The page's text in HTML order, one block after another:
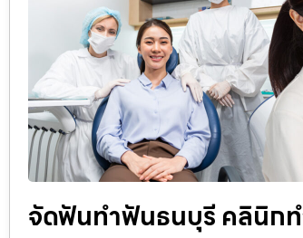
จัดฟันทำฟันธนบุรี คลินิก